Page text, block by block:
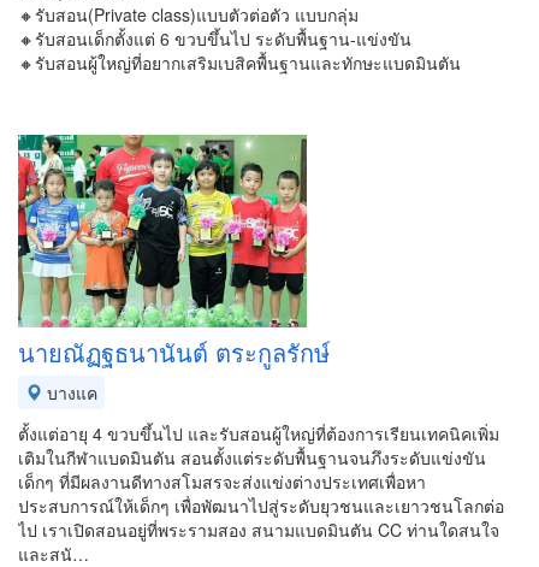
🔸รับสอน(Private class)แบบตัวต่อตัว แบบกลุ่ม
🔸รับสอนเด็กตั้งแต่ 6 ขวบขึ้นไป ระดับพื้นฐาน-แข่งขัน
🔸รับสอนผู้ใหญ่ที่อยากเสริมเบสิคพื้นฐานและทักษะแบดมินตัน
นายณัฏฐธนานันต์ ตระกูลรักษ์
บางแค
ตั้งแต่อายุ 4 ขวบขึ้นไป และรับสอนผู้ใหญ่ที่ต้องการเรียนเทคนิคเพิ่ม
เติมในกีฬาแบดมินตัน สอนตั้งแต่ระดับพื้นฐานจนภึงระดับแข่งขัน
เด็กๆ ที่มีผลงานดีทางสโมสรจะส่งแข่งต่างประเทศเพื่อหา
ประสบการณ์ให้เด็กๆ เพื่อพัฒนาไปสู่ระดับยุวชนและเยาวชนโลกต่อ
ไป เราเปิดสอนอยู่ที่พระรามสอง สนามแบดมินตัน CC ท่านใดสนใจ
และสนั…